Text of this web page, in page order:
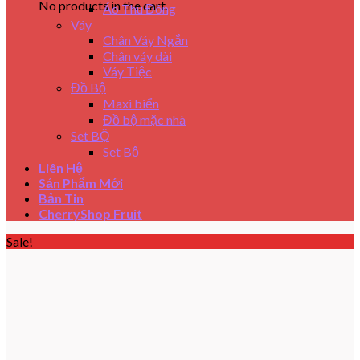
No products in the cart.
Áo Thu Đông
Váy
Chân Váy Ngắn
Chân váy dài
Váy Tiệc
Đồ Bộ
Maxi biển
Đồ bộ mặc nhà
Set BỘ
Set Bộ
Liên Hệ
Sản Phẩm Mới
Bản Tin
CherryShop Fruit
Sale!